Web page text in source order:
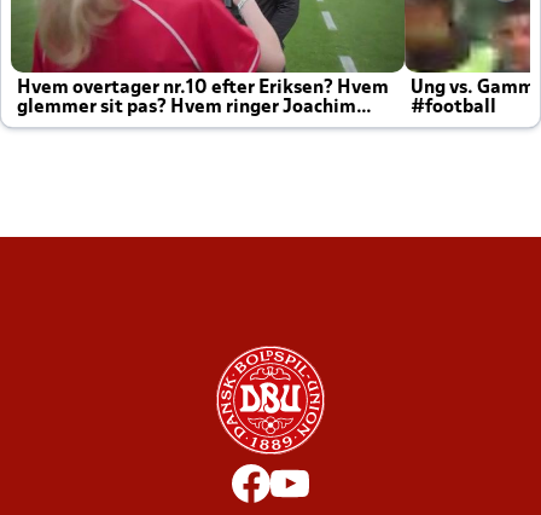
Hvem overtager nr.10 efter Eriksen? Hvem
glemmer sit pas? Hvem ringer Joachim
altid til efter kampe?
Ung vs.
#football